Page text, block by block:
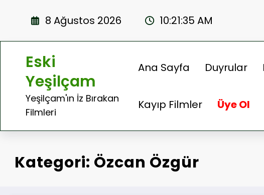
8 Ağustos 2026 10:21:35 AM
Eski
Yeşilçam
Yeşilçam'ın İz Bırakan
Filmleri
Ana Sayfa Duyrular
Kayıp Filmler Üye Ol
Kategori: Özcan Özgür